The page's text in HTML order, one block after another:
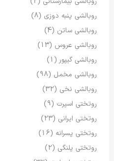
روبالشی پنبه دوزی (8)
روبالشی ساتن (4)
روبالشی عروس (13)
روبالشی گیپور (1)
روبالشی مخمل (98)
روبالشی نخی (32)
روتختی اسپرت (9)
روتختی ایرانی (23)
روتختی پسرانه (16)
روتختی پلنگی (2)